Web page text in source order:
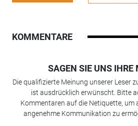
KOMMENTARE
SAGEN SIE UNS IHRE
Die qualifizierte Meinung unserer Leser
ist ausdrücklich erwünscht. Bitte
Kommentaren auf die Netiquette, um
angenehme Kommunikation zu